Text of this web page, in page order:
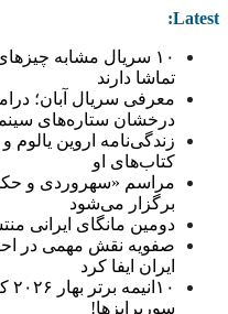
Latest:
۱۰ سریال مشابه
تماشا دارند
معرفی سریال آبان؛
درخشان ستاره‌های
زندگی‌نامه اروین یالوم
کتاب‌های او
مراسم «سهروردی و
برگزار می‌شود
دومین مانگای ایرانی
صفویه نقش مهمی در
ایران ایفا کرد
سورپرایزها!